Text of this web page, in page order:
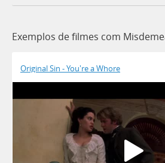
Exemplos de filmes com
Original Sin - You're a Whore